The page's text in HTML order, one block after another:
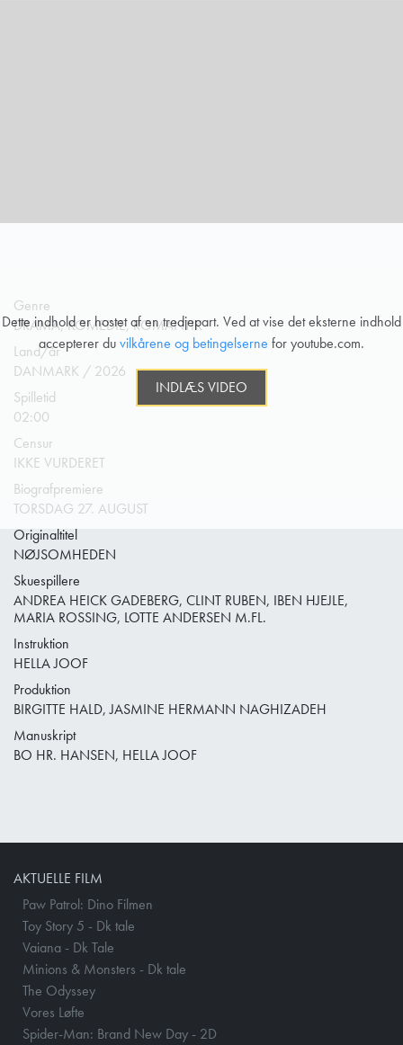
Dette indhold er hostet af en tredjepart. Ved at vise det eksterne indhold
accepterer duvilkårene og betingelserne for youtube.com.
INDLÆS VIDEO
Genre
DRAMA, KOMEDIE, ROMANTIK
Land/år
DANMARK / 2026
Spilletid
02:00
Censur
IKKE VURDERET
Biografpremiere
TORSDAG 27. AUGUST
Originaltitel
NØJSOMHEDEN
Skuespillere
ANDREA HEICK GADEBERG, CLINT RUBEN, IBEN HJEJLE,
MARIA ROSSING, LOTTE ANDERSEN M.FL.
Instruktion
HELLA JOOF
Produktion
BIRGITTE HALD, JASMINE HERMANN NAGHIZADEH
Manuskript
BO HR. HANSEN, HELLA JOOF
AKTUELLE FILM
Paw Patrol: Dino Filmen
Toy Story 5 - Dk tale
Vaiana - Dk Tale
Minions & Monsters - Dk tale
The Odyssey
Vores Løfte
Spider-Man: Brand New Day - 2D